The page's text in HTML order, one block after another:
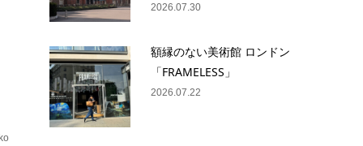
2026.07.30
額縁のない美術館 ロンドン
「FRAMELESS」
2026.07.22